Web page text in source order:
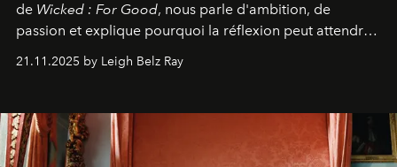
de Wicked : For Good, nous parle d'ambition, de
passion et explique pourquoi la réflexion peut attendre.
Elle avoue :
"C'est libérateur d'interpréter un
personnage qui dit : 'C'est mon désir, mon ambition, ma
21.11.2025 by Leigh Belz Ray